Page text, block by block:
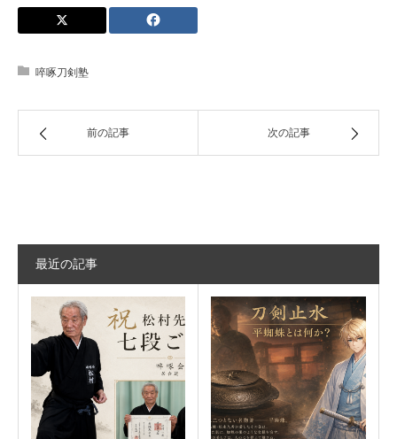
啐啄刀剣塾
前の記事 次の記事
最近の記事